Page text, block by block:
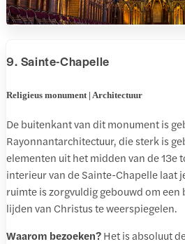
9. Sainte-Chapelle
Religieus monument | Architectuur
De buitenkant van dit monument is
Rayonnantarchitectuur, die sterk is
elementen uit het midden van de 13e
interieur van de Sainte-Chapelle laat
ruimte is zorgvuldig gebouwd om een
lijden van Christus te weerspiegelen.
Waarom bezoeken?Het is absoluut